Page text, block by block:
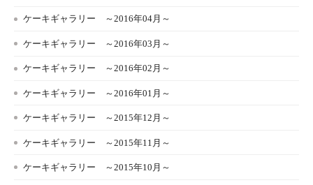
ケーキギャラリー ～2016年04月～
ケーキギャラリー ～2016年03月～
ケーキギャラリー ～2016年02月～
ケーキギャラリー ～2016年01月～
ケーキギャラリー ～2015年12月～
ケーキギャラリー ～2015年11月～
ケーキギャラリー ～2015年10月～